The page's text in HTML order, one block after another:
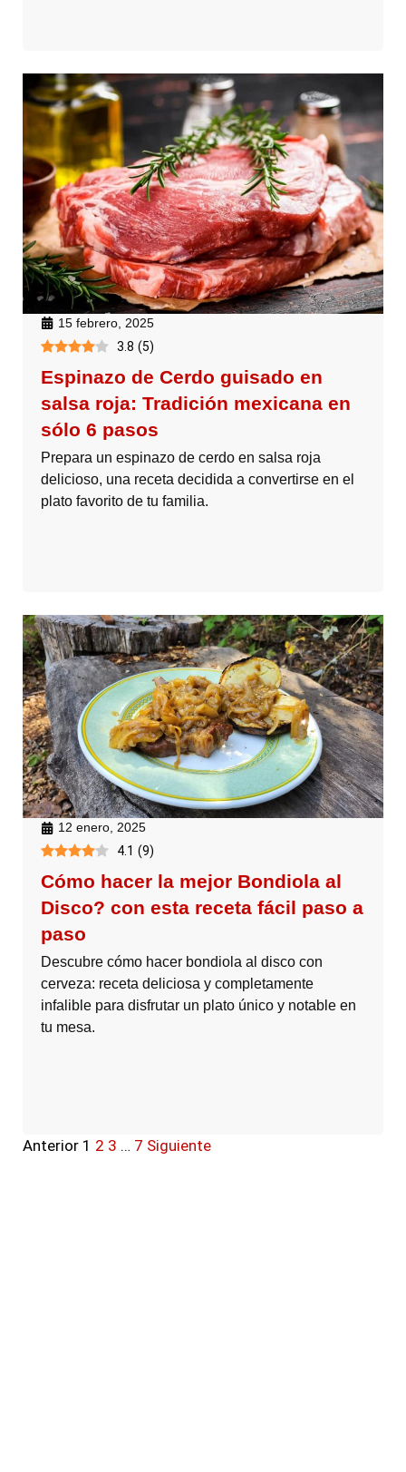
15 febrero, 2025
3.8 (5)
Espinazo de Cerdo guisado en
salsa roja: Tradición mexicana en
sólo 6 pasos
Prepara un espinazo de cerdo en salsa roja
delicioso, una receta decidida a convertirse en el
plato favorito de tu familia.
12 enero, 2025
4.1 (9)
Cómo hacer la mejor Bondiola al
Disco? con esta receta fácil paso a
paso
Descubre cómo hacer bondiola al disco con
cerveza: receta deliciosa y completamente
infalible para disfrutar un plato único y notable en
tu mesa.
Anterior 1 2 3 … 7 Siguiente